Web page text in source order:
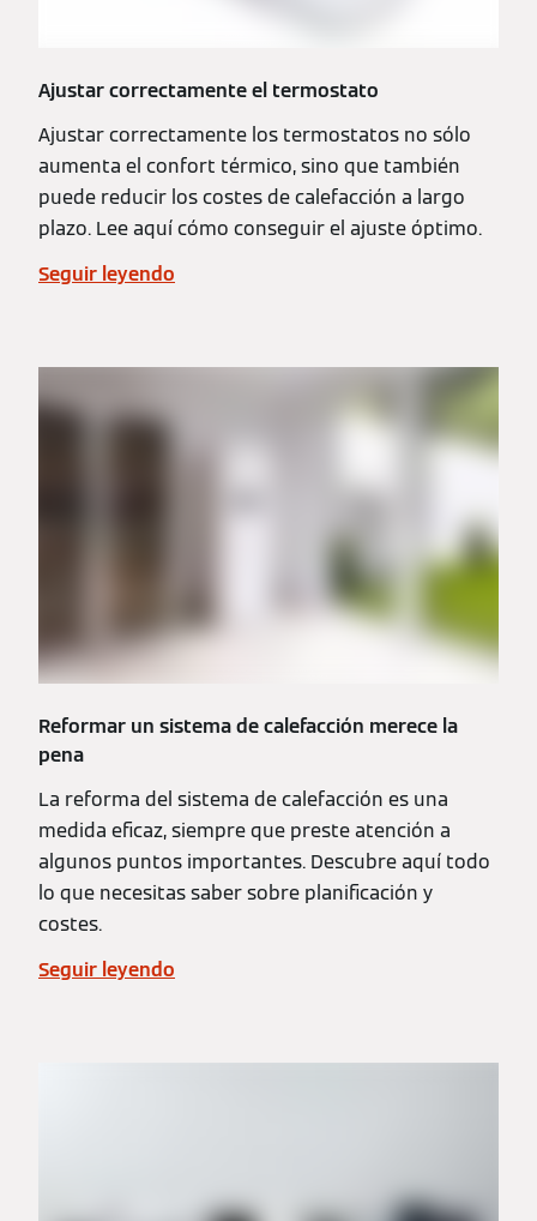
Ajustar correctamente el termostato
Ajustar correctamente los termostatos no sólo
aumenta el confort térmico, sino que también
puede reducir los costes de calefacción a largo
plazo. Lee aquí cómo conseguir el ajuste óptimo.
Seguir leyendo
Reformar un sistema de calefacción merece la
pena
La reforma del sistema de calefacción es una
medida eficaz, siempre que preste atención a
algunos puntos importantes. Descubre aquí todo
lo que necesitas saber sobre planificación y
costes.
Seguir leyendo